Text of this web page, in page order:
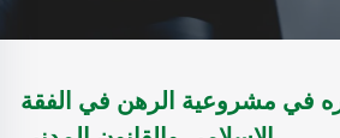
في مشروعية الرهن في الفقة